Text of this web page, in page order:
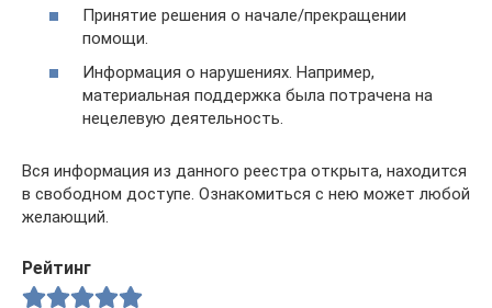
Принятие решения о начале/прекращении
помощи.
Информация о нарушениях. Например,
материальная поддержка была потрачена на
нецелевую деятельность.
Вся информация из данного реестра открыта, находится
в свободном доступе. Ознакомиться с нею может любой
желающий.
Рейтинг